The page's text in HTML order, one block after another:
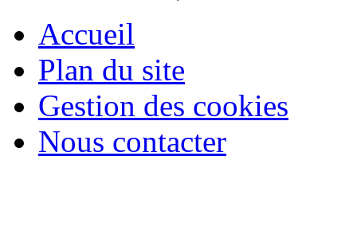
Accueil
Plan du site
Gestion des cookies
Nous contacter